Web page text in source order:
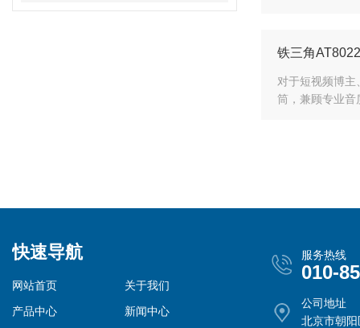
铁三角
对于短视频博
筒，兼顾专业音
快速导航
网站首页
关于我们
产品中心
新闻中心
服务热线
010-
公司地址
北京市朝